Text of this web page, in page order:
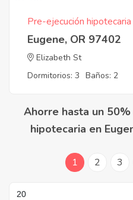
Pre-ejecución hipotecaria
Eugene, OR 97402
Elizabeth St
Dormitorios: 3 Baños: 2
Ahorre hasta un
hipotecaria en
1 2 3